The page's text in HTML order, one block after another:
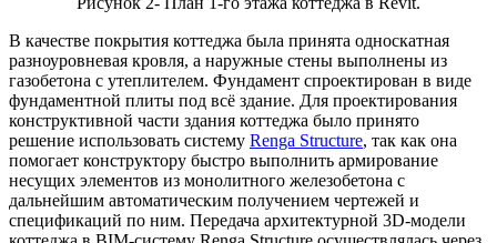
В качестве покрытия коттеджа была принята односкатная
разноуровневая кровля, а наружные стены выполнены из
газобетона с утеплителем. Фундамент спроектирован в виде
фундаментной плиты под всё здание. Для проектирования
конструктивной части здания коттеджа было принято
решение использовать систему Renga Structure, так как она
помогает конструктору быстро выполнить армирование
несущих элементов из монолитного железобетона с
дальнейшим автоматическим получением чертежей и
спецификаций по ним. Передача архитектурной 3D-модели